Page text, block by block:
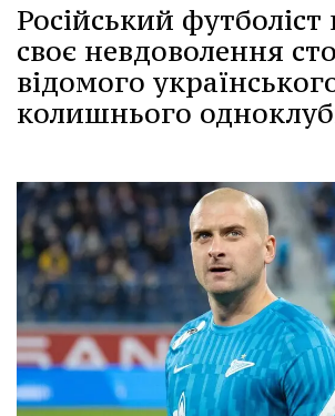
Російський футболіст
своє невдоволення
відомого
колишнього